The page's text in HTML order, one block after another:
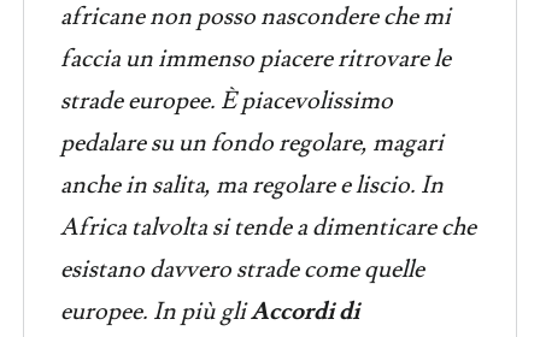
africane non posso nascondere che mi
faccia un immenso piacere ritrovare le
strade europee. È piacevolissimo
pedalare su un fondo regolare, magari
anche in salita, ma regolare e liscio. In
Africa talvolta si tende a dimenticare che
esistano davvero strade come quelle
europee. In più gliAccordi di